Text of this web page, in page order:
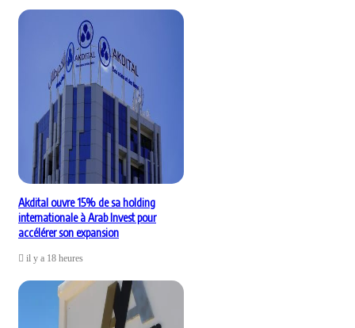
Akdital ouvre 15% de sa holding
internationale à Arab Invest pour
accélérer son expansion
il y a 18 heures